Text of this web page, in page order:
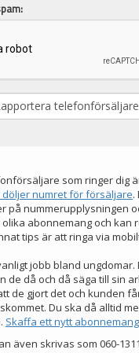
som ringer dig
numret för försäljare.
på nummerupplysningen
abonnemang och kan
tips är att ringa via
jobb bland
de då och då säga till sin
de gjort det och kunden
Du ska då alltid
Skaffa ett nytt
även skrivas som 060-